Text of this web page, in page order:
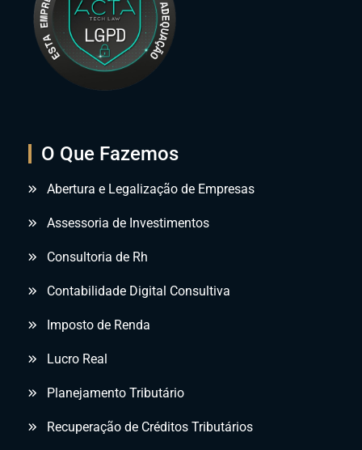
O Que Fazemos
Abertura e Legalização de Empresas
Assessoria de Investimentos
Consultoria de Rh
Contabilidade Digital Consultiva
Imposto de Renda
Lucro Real
Planejamento Tributário
Recuperação de Créditos Tributários